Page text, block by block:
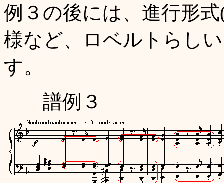
例３の後には、進行形
様など、ロベルトらし
す。
譜例３